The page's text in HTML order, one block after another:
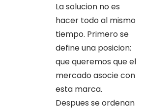
La solucion no es
hacer todo al mismo
tiempo. Primero se
define una posicion:
que queremos que el
mercado asocie con
esta marca.
Despues se ordenan